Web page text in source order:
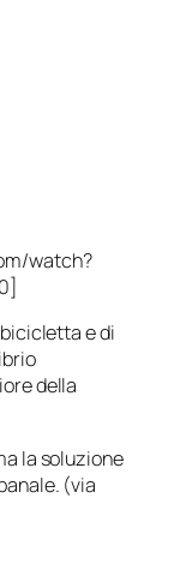
watch?
e di
della
la soluzione
(via